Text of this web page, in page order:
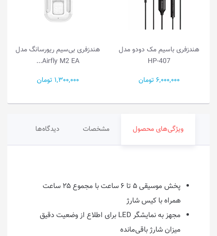
هندزفری با‌سیم مک دودو مدل
HP-407
6,000,000 تومان
هندزفری بی‌سیم ریورسانگ مدل
Airfly M2 EA...
1,300,000 تومان
ویژگی‌های محصول مشخصات دیدگاه‌ها
پخش موسیقی ۵ تا ۶ ساعت با مجموع ۲۵ ساعت
همراه با کیس شارژ
مجهز به نمایشگر LED برای اطلاع از وضعیت دقیق
میزان شارژ باقی‌مانده